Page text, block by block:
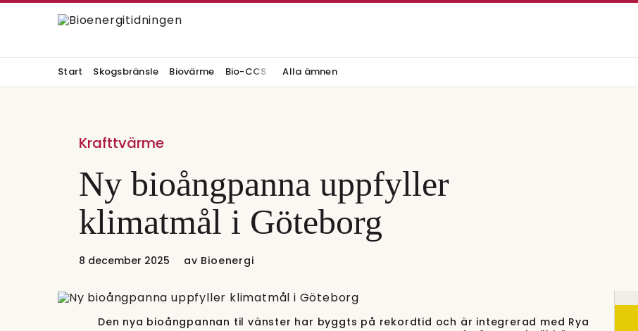
Start Skogsbränsle Biovärme Bio-CCS Alla ämnen
Krafttvärme
Ny bioångpanna uppfyller
klimatmål i Göteborg
8 december 2025 av Bioenergi
Den nya bioångpannan til vänster har byggts på rekordtid och är integrerad med Rya